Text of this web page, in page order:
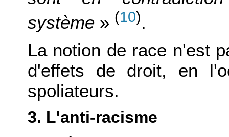
système » (10).
La notion de race n'est
d'effets de droit, en
spoliateurs.
3. L'anti-racisme